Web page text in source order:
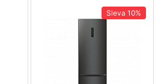
Sleva 10%